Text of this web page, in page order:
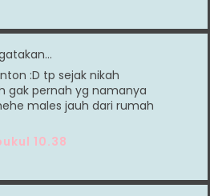
:D tp sejak nikah
gak pernah yg namanya
males jauh dari rumah
10.38